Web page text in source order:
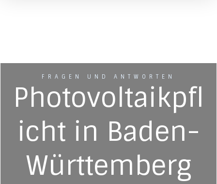
FRAGEN UND ANTWORTEN
Photovoltaikpfl
icht in Baden-
Württemberg